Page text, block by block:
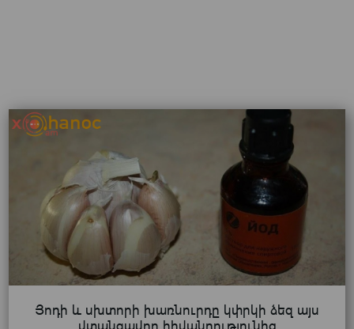
Յոդի և սխտորի խառնուրդը կփրկի ձեզ այս
վտանգավոր հիվանդությունից